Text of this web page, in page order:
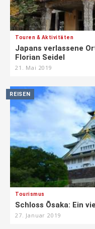
Touren & Aktivitäten
Japans verlassene
Florian Seidel
21. Mai 2019
REISEN
Tourismus
Schloss Ōsaka: Ein
27. Januar 2019